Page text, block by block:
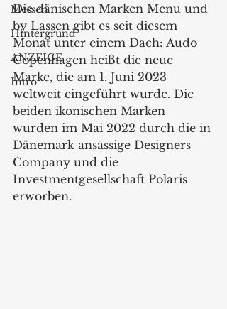
Messen
Hintergrund
ANZEIGE
Intro
Die dänischen Marken Menu und
by Lassen gibt es seit diesem
Monat unter einem Dach: Audo
Copenhagen heißt die neue
Marke, die am 1. Juni 2023
weltweit eingeführt wurde. Die
beiden ikonischen Marken
wurden im Mai 2022 durch die in
Dänemark ansässige Designers
Company und die
Investmentgesellschaft Polaris
erworben.